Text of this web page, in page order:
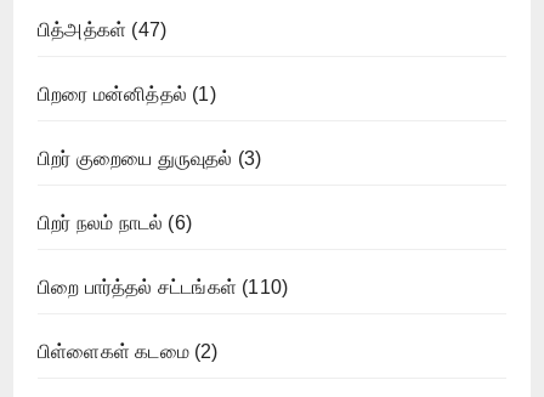
பித்அத்கள் (47)
பிறரை மன்னித்தல் (1)
பிறர் குறையை துருவுதல் (3)
பிறர் நலம் நாடல் (6)
பிறை பார்த்தல் சட்டங்கள் (110)
பிள்ளைகள் கடமை(2)